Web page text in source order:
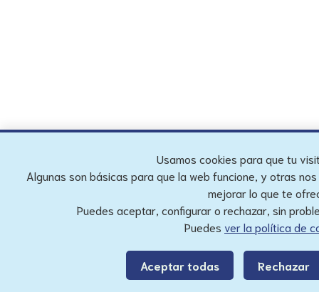
Usamos cookies para que tu
Algunas son básicas para que la web funcione, y otras
mejorar lo que te
Puedes aceptar, configurar o rechazar, sin
Puedes ver la política de
Aceptar todas Rechazar